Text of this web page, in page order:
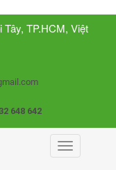
TP.HCM, Việt
648 642
Toggle
navigation